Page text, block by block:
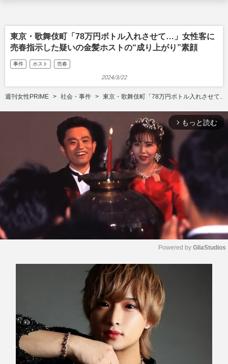
東京・歌舞伎町「78万円ボトル入れさせて…」女性客に
売春指示した疑いの金髪ホストの“成り上がり”素顔
事件 ホスト 売春
2024/3/22
週刊女性PRIME 社会・事件 東京・歌舞伎町「78万円ボトル入れさせて…
arrow_forward_ios もっと読む
Powered by GliaStudios